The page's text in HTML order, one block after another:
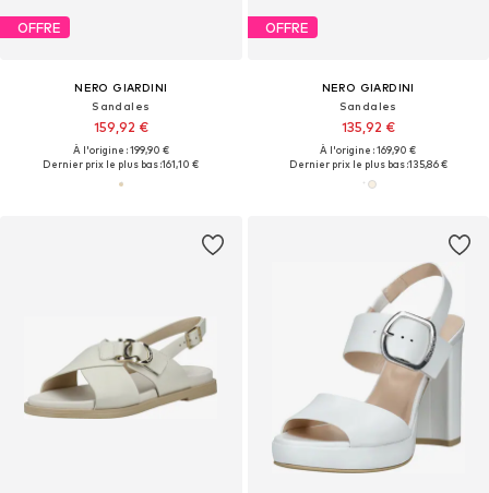
OFFRE
NERO GIARDINI
Sandales
159,92 €
À l'origine : 199,90 €
Dernier prix le plus bas :161,10 €
OFFRE
NERO GIARDINI
Sandales
135,92 €
À l'origine : 169,90 €
Dernier prix le plus bas :135,86 €